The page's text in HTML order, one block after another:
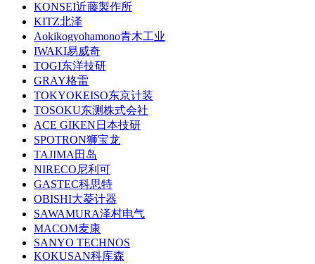
KONSEI近藤製作所
KITZ北泽
Aokikogyohamono青木工业
IWAKI易威奇
TOGI东洋技研
GRAY格雷
TOKYOKEISO东京计装
TOSOKU东测株式会社
ACE GIKEN日本技研
SPOTRON狮宝龙
TAJIMA田岛
NIRECO尼利可
GASTEC科思特
OBISHI大菱计器
SAWAMURA泽村电气
MACOM麦康
SANYO TECHNOS
KOKUSAN科库森